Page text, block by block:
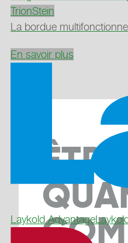
TrionStein
La bordue
En savoir plus
Laykold Advantage